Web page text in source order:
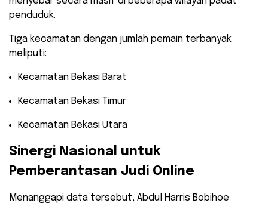
penduduk.
Tiga kecamatan dengan jumlah pemain terbanyak
meliputi:
​Kecamatan Bekasi Barat
​Kecamatan Bekasi Timur
​Kecamatan Bekasi Utara
​Sinergi Nasional untuk
Pemberantasan Judi Online
​Menanggapi data tersebut, Abdul Harris Bobihoe